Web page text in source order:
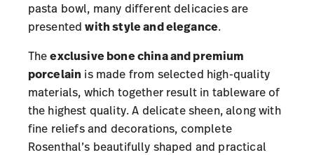
pasta bowl, many different delicacies are
presentedwith style and elegance.
Theexclusive bone china and premium
porcelain is made from selected high-quality
materials, which together result in tableware of
the highest quality. A delicate sheen, along with
fine reliefs and decorations, complete
Rosenthal’s beautifully shaped and practical